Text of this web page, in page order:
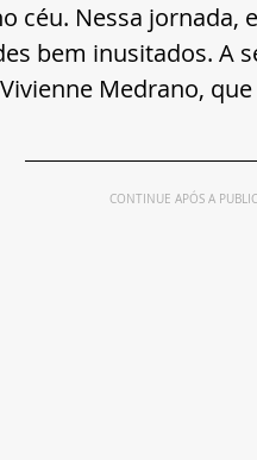
céu. Nessa jornada,
bem inusitados. A
Medrano,
CONTINUE APÓS A